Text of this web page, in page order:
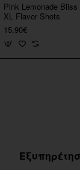
Pink Lemonade Bliss
XL Flavor Shots
15,90€